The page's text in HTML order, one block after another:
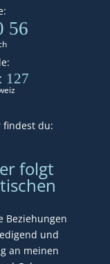
56
127
findest du:
folgt
Beziehungen
und
an meinen